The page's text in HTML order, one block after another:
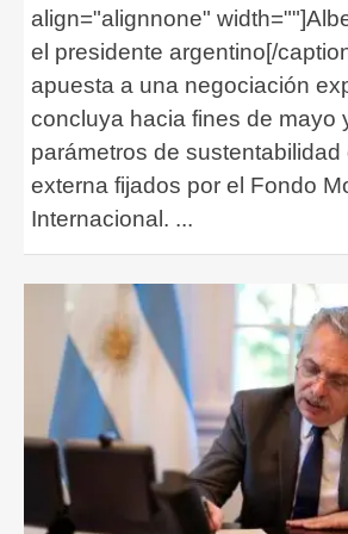
align="alignnone"
el presidente argentino[/
apuesta a una negociación
concluya hacia fines de mayo
parámetros de sustentabilidad
externa fijados por el Fondo
Internacional. ...